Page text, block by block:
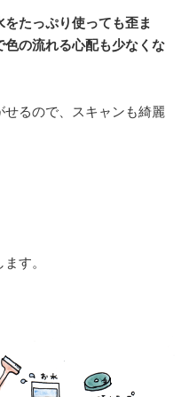
たっぷり使っても歪ま
の流れる心配も少なくな
るので、スキャンも綺麗
す。